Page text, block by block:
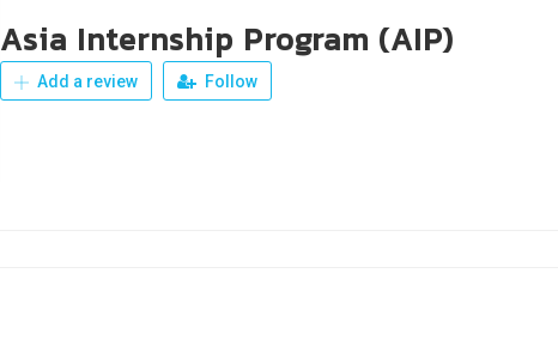
Asia Internship Program (AIP)
Add a review Follow